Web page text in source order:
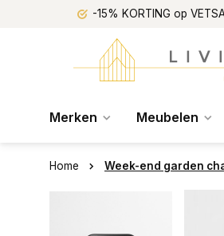
-15% KORTING op
Merken Meubelen
Home Week-end garden